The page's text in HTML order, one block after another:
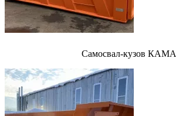
Самосвал-кузов